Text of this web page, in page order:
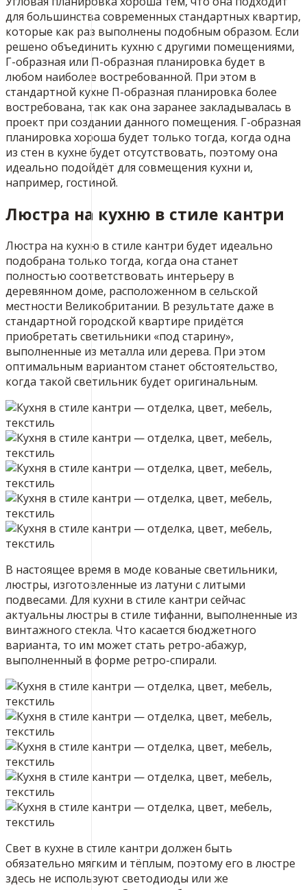
для большинства современных стандартных квартир,
которые как раз выполнены подобным образом. Если
решено объединить кухню с другими помещениями,
Г-образная или П-образная планировка будет в
любом наиболее востребованной. При этом в
стандартной кухне П-образная планировка более
востребована, так как она заранее закладывалась в
проект при создании данного помещения. Г-образная
планировка хороша будет только тогда, когда одна
из стен в кухне будет отсутствовать, поэтому она
идеально подойдёт для совмещения кухни и,
например, гостиной.
Люстра на кухню в стиле кантри
Люстра на кухню в стиле кантри будет идеально
подобрана только тогда, когда она станет
полностью соответствовать интерьеру в
деревянном доме, расположенном в сельской
местности Великобритании. В результате даже в
стандартной городской квартире придётся
приобретать светильники «под старину»,
выполненные из металла или дерева. При этом
оптимальным вариантом станет обстоятельство,
когда такой светильник будет оригинальным.
В настоящее время в моде кованые светильники,
люстры, изготовленные из латуни с литыми
подвесами. Для кухни в стиле кантри сейчас
актуальны люстры в стиле тифанни, выполненные из
винтажного стекла. Что касается бюджетного
варианта, то им может стать ретро-абажур,
выполненный в форме ретро-спирали.
Свет в кухне в стиле кантри должен быть
обязательно мягким и тёплым, поэтому его в люстре
здесь не используют светодиоды или же